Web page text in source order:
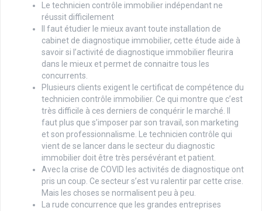
Le technicien contrôle immobilier indépendant ne
réussit difficilement
Il faut étudier le mieux avant toute installation de
cabinet de diagnostique immobilier, cette étude aide à
savoir si l’activité de diagnostique immobilier fleurira
dans le mieux et permet de connaitre tous les
concurrents.
Plusieurs clients exigent le certificat de compétence du
technicien contrôle immobilier. Ce qui montre que c’est
très difficile à ces derniers de conquérir le marché. Il
faut plus que s’imposer par son travail, son marketing
et son professionnalisme. Le technicien contrôle qui
vient de se lancer dans le secteur du diagnostic
immobilier doit être très persévérant et patient.
Avec la crise de COVID les activités de diagnostique ont
pris un coup. Ce secteur s’est vu ralentir par cette crise.
Mais les choses se normalisent peu à peu.
La rude concurrence que les grandes entreprises